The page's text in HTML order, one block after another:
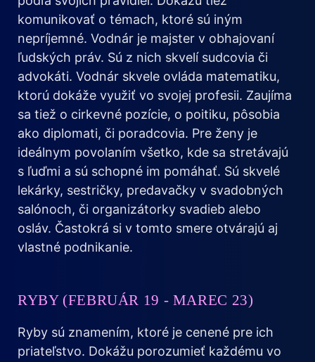
komunikovať o témach, ktoré sú iným
nepríjemné. Vodnár je majster v obhajovaní
ľudských práv. Sú z nich skvelí sudcovia či
advokáti. Vodnár skvele ovláda matematiku,
ktorú dokáže využiť vo svojej profesii. Zaujíma
sa tiež o cirkevné pozície, o poitiku, pôsobia
ako diplomati, či poradcovia. Pre ženy je
ideálnym povolaním všetko, kde sa stretávajú
s ľuďmi a sú schopné im pomáhať. Sú skvelé
lekárky, sestričky, predavačky v svadobných
salónoch, či organizátorky svadieb alebo
osláv. Častokrá si v tomto smere otvárajú aj
vlastné podnikanie.
RYBY (FEBRUÁR 19 - MAREC 23)
Ryby sú znamením, ktoré je cenené pre ich
priateľstvo. Dokážu porozumieť každému vo